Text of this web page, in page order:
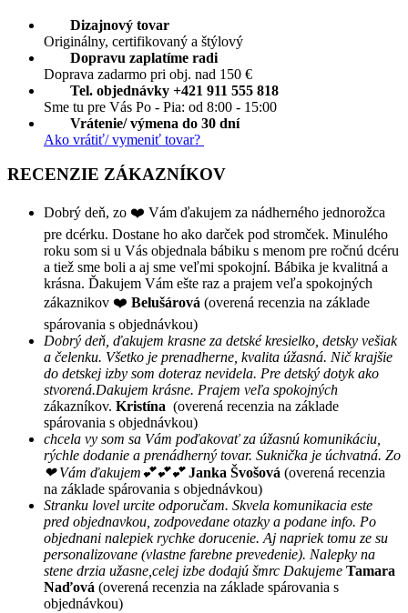
Dizajnový tovar
Originálny, certifikovaný a štýlový
Dopravu zaplatíme radi
Doprava zadarmo pri obj. nad 150 €
Tel. objednávky +421 911 555 818
Sme tu pre Vás Po - Pia: od 8:00 - 15:00
Vrátenie/ výmena do 30 dní
Ako vrátiť/ vymeniť tovar?
RECENZIE ZÁKAZNÍKOV
Dobrý deň, zo ❤️ Vám ďakujem za nádherného jednorožca
pre dcérku. Dostane ho ako darček pod stromček. Minulého
roku som si u Vás objednala bábiku s menom pre ročnú dcéru
a tiež sme boli a aj sme veľmi spokojní. Bábika je kvalitná a
krásna. Ďakujem Vám ešte raz a prajem veľa spokojných
zákaznikov ❤️ Belušárová (overená recenzia na základe
spárovania s objednávkou)
Dobrý deň, ďakujem krasne za detské kresielko, detsky vešiak
a čelenku. Všetko je prenadherne, kvalita úžasná. Nič krajšie
do detskej izby som doteraz nevidela. Pre detský dotyk ako
stvorená.Dakujem krásne. Prajem veľa spokojných
zákazníkov. Kristína (overená recenzia na základe
spárovania s objednávkou)
chcela vy som sa Vám poďakovať za úžasnú komunikáciu,
rýchle dodanie a prenádherný tovar. Suknička je úchvatná. Zo
❤ Vám ďakujem💕💕💕 Janka Švošová (overená recenzia
na základe spárovania s objednávkou)
Stranku lovel urcite odporučam. Skvela komunikacia este
pred objednavkou, zodpovedane otazky a podane info. Po
objednani nalepiek rychke dorucenie. Aj napriek tomu ze su
personalizovane (vlastne farebne prevedenie). Nalepky na
stene drzia užasne,celej izbe dodajú šmrc Dakujeme Tamara
Naďová (overená recenzia na základe spárovania s
objednávkou)